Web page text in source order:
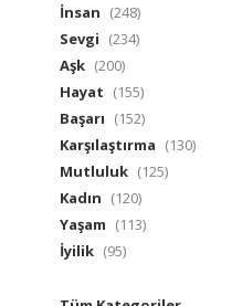
İnsan (248)
Sevgi (234)
Aşk (200)
Hayat (155)
Başarı (152)
Karşılaştırma (130)
Mutluluk (125)
Kadın (120)
Yaşam (113)
İyilik (95)